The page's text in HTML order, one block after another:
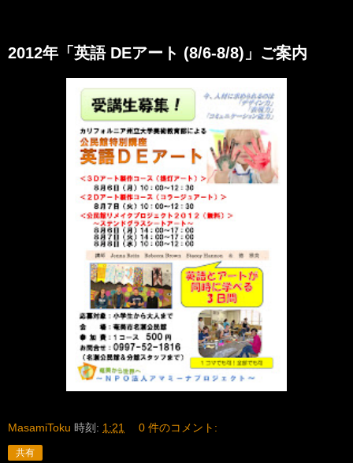
2012年「英語 DEアート (8/6-8/8)」ご案内
MasamiToku 時刻: 1:21 0 件のコメント:
共有